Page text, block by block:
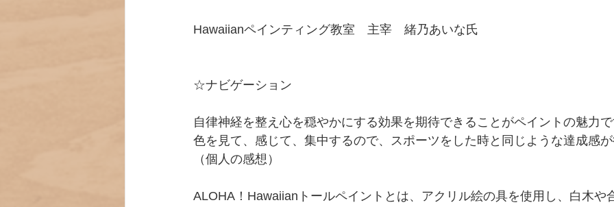
Hawaiianペインティング教室　主宰　緒乃あいな氏
☆ナビゲーション
自律神経を整え心を穏やかにする効果を期待できることがペイントの魅力
色を見て、感じて、集中するので、スポーツをした時と同じような達成感
（個人の感想）
ALOHA！Hawaiianトールペイントとは、アクリル絵の具を使用し、白木や